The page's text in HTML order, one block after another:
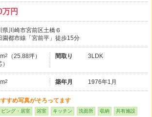
万円
県川崎市宮前区土橋６
園都市線「宮前平」徒歩15分
2
（25.88坪）
間取り 3LDK
2 築年月 1976年1月
すめ写真がそろってます
ビング・居室 浴室 キッチン 洗面所 収納 共有施設